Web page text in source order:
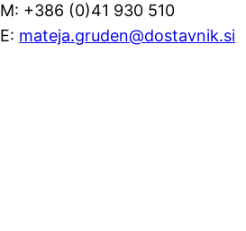
M: +386 (0)41 930 510
E: mateja.gruden@dostavnik.si